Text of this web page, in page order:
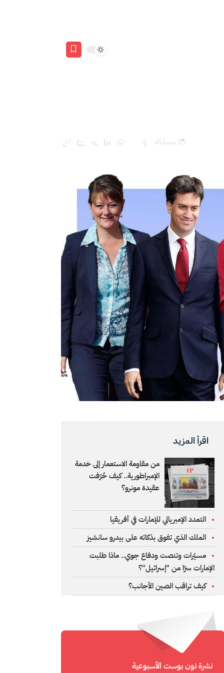
مشاركة
اقرأ المزيد
من مقاومة الاستعمار إلى خدمة
الإمبراطورية.. كيف حُرّفت
عقيدة مونرو؟
التمدد الإمبريالي للإمارات في أفريقيا
الملك الذي تفوق بذكائه على بيدرو سانشيز
مسيّرات وتنصت ودفاع جوي.. ماذا طلبت
الإمارات سرًا من "إسرائيل"؟
كيف تراقب الصين الأجانب؟
نشرة نون بوست الأسبوعية